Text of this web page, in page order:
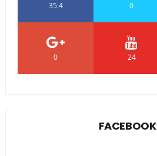
35.4 0
0 24
FACEBOOK